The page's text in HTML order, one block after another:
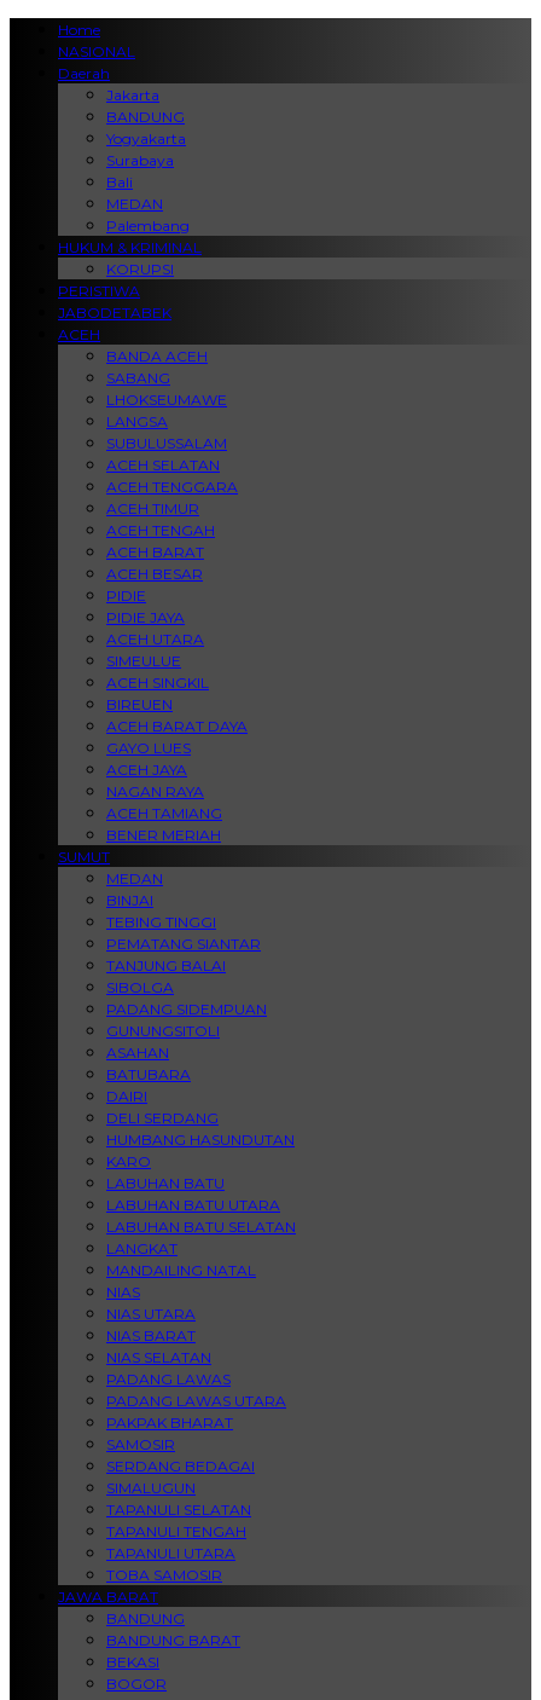
Home
NASIONAL
Daerah
Jakarta
BANDUNG
Yogyakarta
Surabaya
Bali
MEDAN
Palembang
HUKUM & KRIMINAL
KORUPSI
PERISTIWA
JABODETABEK
ACEH
BANDA ACEH
SABANG
LHOKSEUMAWE
LANGSA
SUBULUSSALAM
ACEH SELATAN
ACEH TENGGARA
ACEH TIMUR
ACEH TENGAH
ACEH BARAT
ACEH BESAR
PIDIE
PIDIE JAYA
ACEH UTARA
SIMEULUE
ACEH SINGKIL
BIREUEN
ACEH BARAT DAYA
GAYO LUES
ACEH JAYA
NAGAN RAYA
ACEH TAMIANG
BENER MERIAH
SUMUT
MEDAN
BINJAI
TEBING TINGGI
PEMATANG SIANTAR
TANJUNG BALAI
SIBOLGA
PADANG SIDEMPUAN
GUNUNGSITOLI
ASAHAN
BATUBARA
DAIRI
DELI SERDANG
HUMBANG HASUNDUTAN
KARO
LABUHAN BATU
LABUHAN BATU UTARA
LABUHAN BATU SELATAN
LANGKAT
MANDAILING NATAL
NIAS
NIAS UTARA
NIAS BARAT
NIAS SELATAN
PADANG LAWAS
PADANG LAWAS UTARA
PAKPAK BHARAT
SAMOSIR
SERDANG BEDAGAI
SIMALUGUN
TAPANULI SELATAN
TAPANULI TENGAH
TAPANULI UTARA
TOBA SAMOSIR
JAWA BARAT
BANDUNG
BANDUNG BARAT
BEKASI
BOGOR